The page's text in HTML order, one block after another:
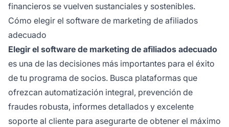
financieros se vuelven sustanciales y sostenibles.
Cómo elegir el software de marketing de afiliados
adecuado
Elegir el software de marketing de afiliados adecuado
es una de las decisiones más importantes para el éxito
de tu programa de socios. Busca plataformas que
ofrezcan automatización integral, prevención de
fraudes robusta, informes detallados y excelente
soporte al cliente para asegurarte de obtener el máximo